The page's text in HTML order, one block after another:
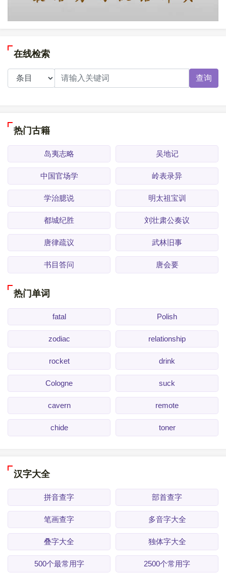
在线检索
查询
热门古籍
岛夷志略 吴地记
中国官场学 岭表录异
学治臆说 明太祖宝训
都城纪胜 刘壮肃公奏议
唐律疏议 武林旧事
书目答问 唐会要
热门单词
fatal Polish
zodiac relationship
rocket drink
Cologne suck
cavern remote
chide toner
汉字大全
拼音查字 部首查字
笔画查字 多音字大全
叠字大全 独体字大全
500个最常用字 2500个常用字